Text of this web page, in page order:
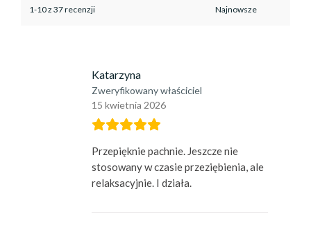
1-10 z 37 recenzji
Katarzyna
Zweryfikowany właściciel
15 kwietnia 2026
Przepięknie pachnie. Jeszcze nie
stosowany w czasie przeziębienia, ale
relaksacyjnie. I działa.